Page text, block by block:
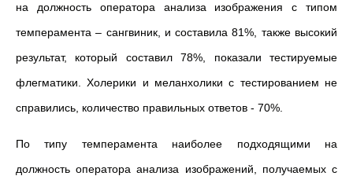
на должность оператора анализа изображения с типом
темперамента – сангвиник, и составила 81%, также высокий
результат, который составил 78%, показали тестируемые
флегматики. Холерики и меланхолики с тестированием не
справились, количество правильных ответов - 70%.
По типу темперамента наиболее подходящими на
должность оператора анализа изображений, получаемых с